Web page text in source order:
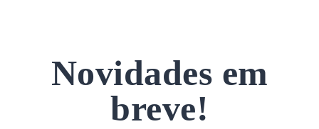
Novidades em
breve!